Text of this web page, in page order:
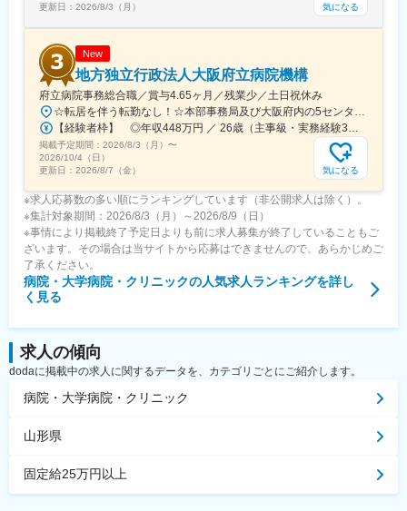
更新日： 2026/8/3（月） 気になる
New
地方独立行政法人大阪府立病院機構
府立病院事務総合職／賞与4.65ヶ月／残業少／土日祝休み
☆転居を伴う転勤なし！☆本部事務局及び大阪府内の5センターの中から配属先を決定します♪◎本部事務局／大阪国際がんセンター└大阪府大阪市中央区大手前3-1-69◎大阪急性期・総合医療センター└大阪府大阪市住吉区万代東3-1-56◎大阪はびきの医療センター└大阪府羽曳野市はびきの3-7-1◎大阪精神医療センター└大阪府枚方市宮之坂3-16-21◎大阪母子医療センター└大阪府和泉市室堂町840
【経験者枠】 ◎年収448万円 ／ 26歳（主事級・実務経験3年）
掲載予定期間： 2026/8/3（月） 〜
2026/10/4（日）
更新日： 2026/8/7（金） 気になる
※求人応募数の多い順にランキングしています（非公開求人は除く）。
※集計対象期間：2026/8/3（月）～2026/8/9（日）
※事情により掲載終了予定日よりも前に求人募集が終了していることもご
ざいます。その場合は当サイトから応募はできませんので、あらかじめご
了承ください。
病院・大学病院・クリニックの人気求人ランキングを詳し
く見る
求人の傾向
dodaに掲載中の求人に関するデータを、カテゴリごとにご紹介します。
病院・大学病院・クリニック
山形県
固定給25万円以上